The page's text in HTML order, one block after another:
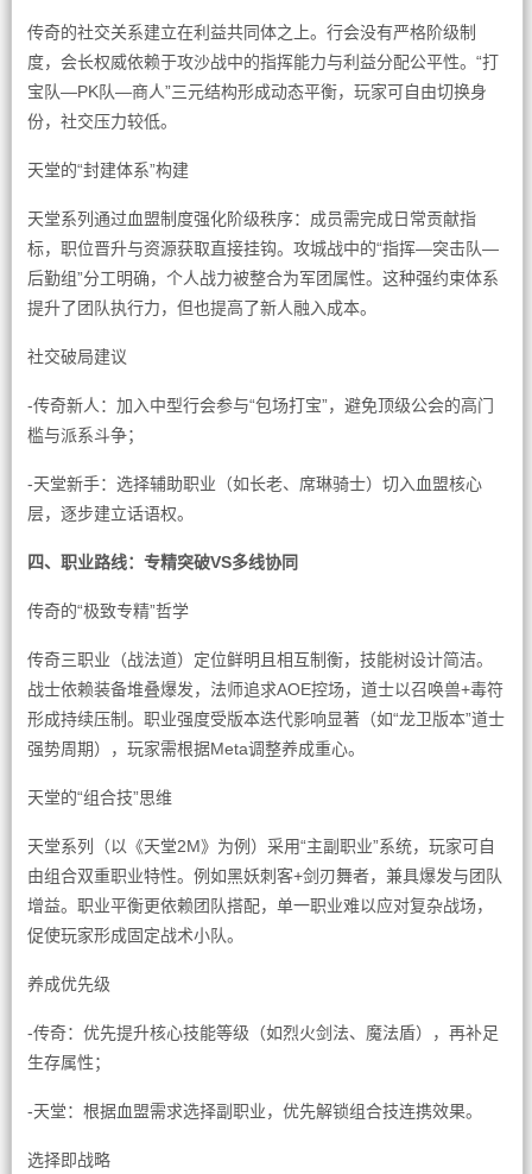
传奇的社交关系建立在利益共同体之上。行会没有严格阶级制
度，会长权威依赖于攻沙战中的指挥能力与利益分配公平性。“打
宝队—PK队—商人”三元结构形成动态平衡，玩家可自由切换身
份，社交压力较低。
天堂的“封建体系”构建
天堂系列通过血盟制度强化阶级秩序：成员需完成日常贡献指
标，职位晋升与资源获取直接挂钩。攻城战中的“指挥—突击队—
后勤组”分工明确，个人战力被整合为军团属性。这种强约束体系
提升了团队执行力，但也提高了新人融入成本。
社交破局建议
-传奇新人：加入中型行会参与“包场打宝”，避免顶级公会的高门
槛与派系斗争；
-天堂新手：选择辅助职业（如长老、席琳骑士）切入血盟核心
层，逐步建立话语权。
四、职业路线：专精突破VS多线协同
传奇的“极致专精”哲学
传奇三职业（战法道）定位鲜明且相互制衡，技能树设计简洁。
战士依赖装备堆叠爆发，法师追求AOE控场，道士以召唤兽+毒符
形成持续压制。职业强度受版本迭代影响显著（如“龙卫版本”道士
强势周期），玩家需根据Meta调整养成重心。
天堂的“组合技”思维
天堂系列（以《天堂2M》为例）采用“主副职业”系统，玩家可自
由组合双重职业特性。例如黑妖刺客+剑刃舞者，兼具爆发与团队
增益。职业平衡更依赖团队搭配，单一职业难以应对复杂战场，
促使玩家形成固定战术小队。
养成优先级
-传奇：优先提升核心技能等级（如烈火剑法、魔法盾），再补足
生存属性；
-天堂：根据血盟需求选择副职业，优先解锁组合技连携效果。
选择即战略